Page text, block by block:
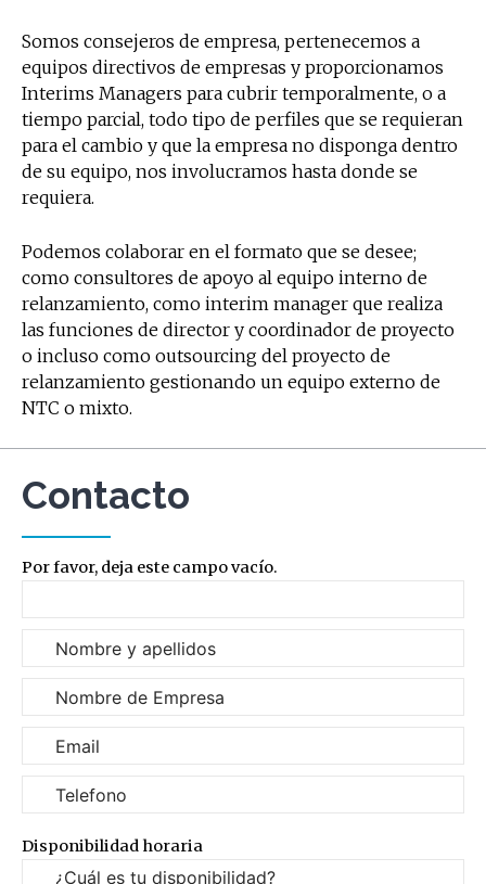
Somos consejeros de empresa, pertenecemos a
equipos directivos de empresas y proporcionamos
Interims Managers para cubrir temporalmente, o a
tiempo parcial, todo tipo de perfiles que se requieran
para el cambio y que la empresa no disponga dentro
de su equipo, nos involucramos hasta donde se
requiera.
Podemos colaborar en el formato que se desee;
como consultores de apoyo al equipo interno de
relanzamiento, como interim manager que realiza
las funciones de director y coordinador de proyecto
o incluso como outsourcing del proyecto de
relanzamiento gestionando un equipo externo de
NTC o mixto.
Contacto
Por favor, deja este campo vacío.
Disponibilidad horaria